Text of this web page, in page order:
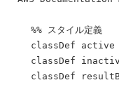
    %% スタイル定義
classDef active
classDef
classDef